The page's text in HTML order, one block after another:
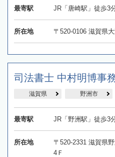
最寄駅 JR「唐崎駅」徒歩3
所在地 〒520-0106 滋賀県
司法書士 中村明博事
滋賀県 野洲市
最寄駅 JR「野洲駅」徒歩3
所在地
〒520-2331 滋賀県
4Ｆ